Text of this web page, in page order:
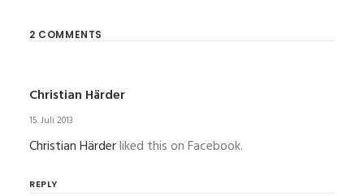
2 COMMENTS
Christian Härder
15. Juli 2013
Christian Härderliked this on Facebook.
REPLY